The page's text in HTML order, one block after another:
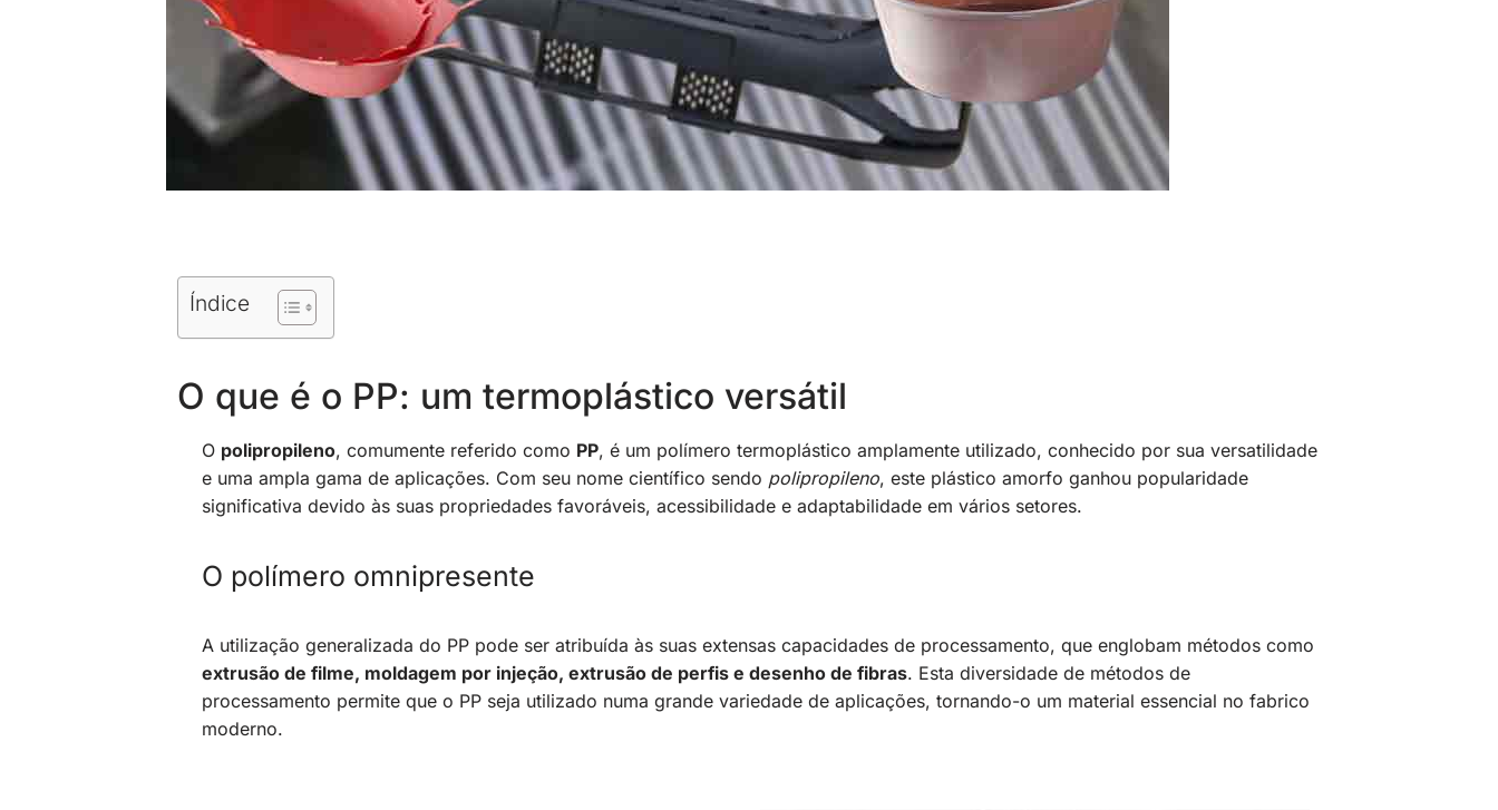
Índice
O que é o PP: um termoplástico versátil
O polipropileno, comumente referido como PP, é um polímero termoplástico amplamente utilizado, conhecido por sua versatilidade
e uma ampla gama de aplicações. Com seu nome científico sendo polipropileno, este plástico amorfo ganhou popularidade
significativa devido às suas propriedades favoráveis, acessibilidade e adaptabilidade em vários setores.
O polímero omnipresente
A utilização generalizada do PP pode ser atribuída às suas extensas capacidades de processamento, que englobam métodos como
extrusão de filme, moldagem por injeção, extrusão de perfis e desenho de fibras. Esta diversidade de métodos de
processamento permite que o PP seja utilizado numa grande variedade de aplicações, tornando-o um material essencial no fabrico
moderno.